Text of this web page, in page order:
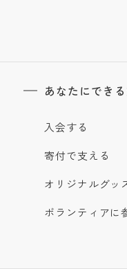
あなたにでき
入会する
寄付で支える
オリジナルグッ
ボランティアに